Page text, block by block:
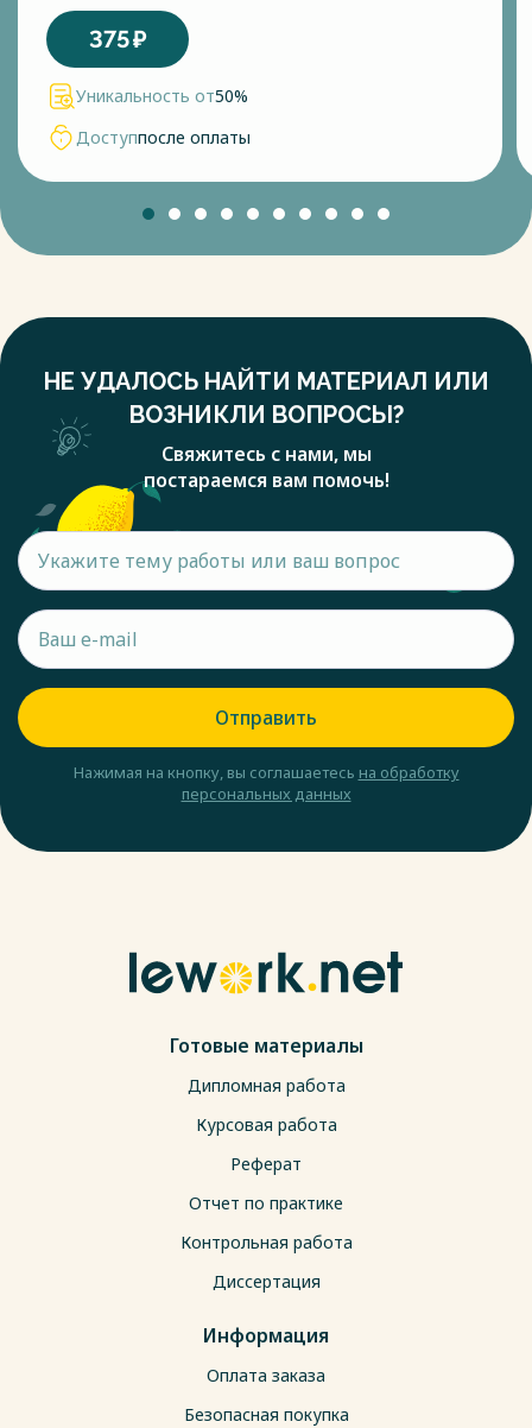
375₽
Уникальность от50%
Доступпосле оплаты
НЕ УДАЛОСЬ НАЙТИ МАТЕРИАЛ ИЛИ
ВОЗНИКЛИ ВОПРОСЫ?
Свяжитесь с нами, мы
постараемся вам помочь!
Отправить
Нажимая на кнопку, вы соглашаетесь на обработку
персональных данных
Готовые материалы
Дипломная работа
Курсовая работа
Реферат
Отчет по практике
Контрольная работа
Диссертация
Информация
Оплата заказа
Безопасная покупка